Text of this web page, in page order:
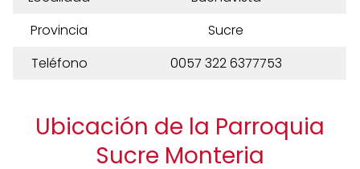
Provincia
Sucre
Teléfono
0057 322 6377753
Ubicación de la Parroquia
Sucre Monteria